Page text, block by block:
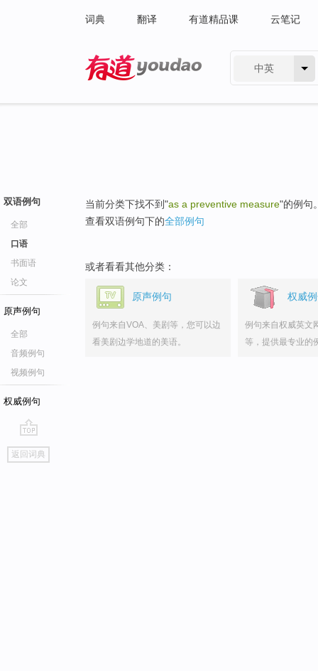
词典 翻译 有道精品课 云笔记
中英
双语例句
全部
口语
书面语
论文
原声例句
全部
音频例句
视频例句
权威例句
go
top
返回词典
当前分类下找不到"as a preventive measure"的例句
查看双语例句下的全部例句
或者看看其他分类：
原声例句
例句来自VOA、美剧等，您可以边
看美剧边学地道的美语。
权威
例句来自权威英文
等，提供最专业的